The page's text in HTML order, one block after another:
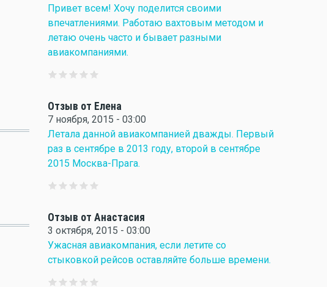
Привет всем! Хочу поделится своими
впечатлениями. Работаю вахтовым методом и
летаю очень часто и бывает разными
авиакомпаниями.
Отзыв от Елена
7 ноября, 2015 - 03:00
Летала данной авиакомпанией дважды. Первый
раз в сентябре в 2013 году, второй в сентябре
2015 Москва-Прага.
Отзыв от Анастасия
3 октября, 2015 - 03:00
Ужасная авиакомпания, если летите со
стыковкой рейсов оставляйте больше времени.